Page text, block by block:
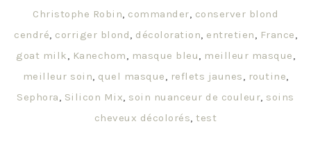
Christophe Robin, commander, conserver blond
cendré, corriger blond, décoloration, entretien, France,
goat milk, Kanechom, masque bleu, meilleur masque,
meilleur soin, quel masque, reflets jaunes, routine,
Sephora, Silicon Mix, soin nuanceur de couleur, soins
cheveux décolorés,test